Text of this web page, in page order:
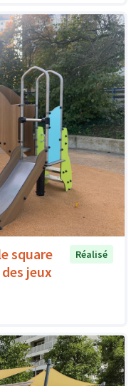
square
jeux
Réalisé